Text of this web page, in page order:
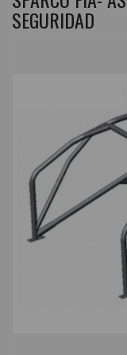
SEGURIDAD